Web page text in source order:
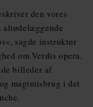
den vores
altødelæggende
sagde instruktør
om Verdis opera.
billeder af
magtmisbrug i det